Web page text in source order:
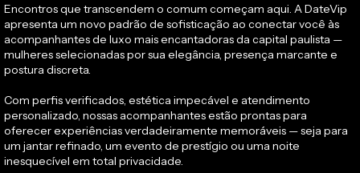
Encontros que transcendem o comum começam aqui. A DateVip
apresenta um novo padrão de sofisticação ao conectar você às
acompanhantes de luxo mais encantadoras da capital paulista —
mulheres selecionadas por sua elegância, presença marcante e
Com perfis verificados, estética impecável e atendimento
personalizado, nossas acompanhantes estão prontas para
oferecer experiências verdadeiramente memoráveis — seja para
um jantar refinado, um evento de prestígio ou uma noite
inesquecível em total privacidade.